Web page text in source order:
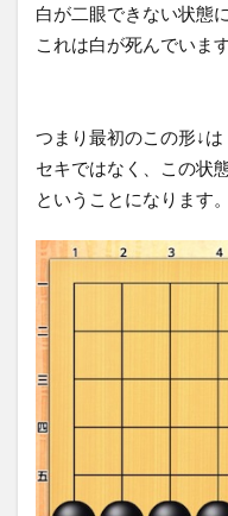
白が二眼できない状態
これは白が死んでいま
つまり最初のこの形↓は
セキではなく、この状
ということになります。